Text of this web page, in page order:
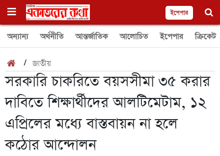
ইপেপার
অন্যান্য অর্থনীতি আন্তর্জাতিক আলোচিত ইপেপার ক্রিকেট
/জাতীয়
সরকারি চাকরিতে বয়সসীমা ৩৫ করার
দাবিতে শিক্ষার্থীদের আলটিমেটাম, ১২
এপ্রিলের মধ্যে বাস্তবায়ন না হলে
কঠোর আন্দোলন